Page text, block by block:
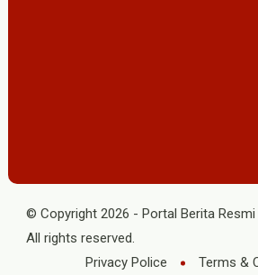
© Copyright 2026 - Portal Berita
All rights reserved.
Privacy Police
Terms &